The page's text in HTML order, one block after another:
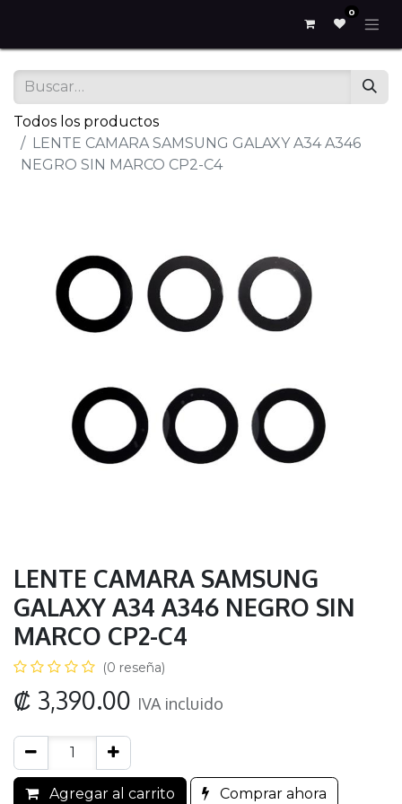
0
Todos los productos
LENTE CAMARA SAMSUNG GALAXY A34 A346
NEGRO SIN MARCO CP2-C4
LENTE CAMARA SAMSUNG
GALAXY A34 A346 NEGRO SIN
MARCO CP2-C4
(0 reseña)
₡ 3,390.00 IVA incluido
Agregar al carrito Comprar ahora